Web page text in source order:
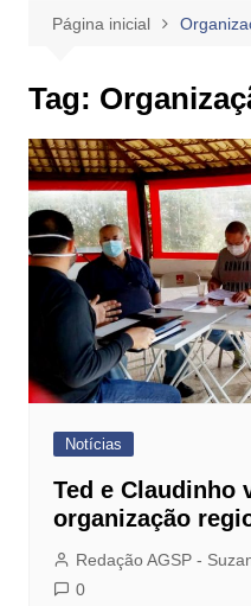
Página inicial
Tag:
Notícias
Ted e Claudinho
organização
Redação AGSP -
0